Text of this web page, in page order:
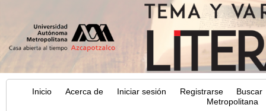
Inicio Acerca de Iniciar sesión Registrarse
Buscar
Metropolitana